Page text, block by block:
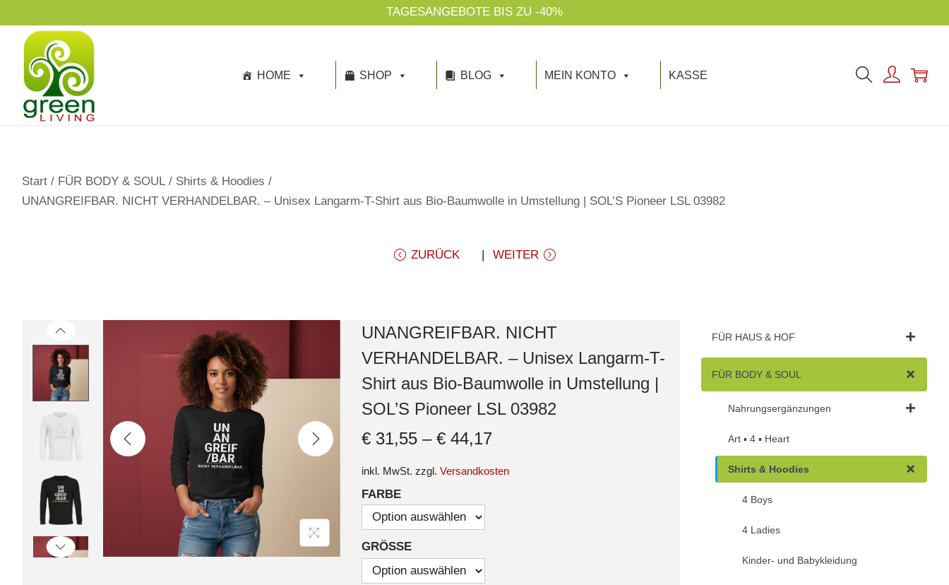
p
TAGESANGEBOTE BIS ZU -40%
HOME SHOP BLOG MEIN KONTO KASSE
Start / FÜR BODY & SOUL / Shirts & Hoodies /
UNANGREIFBAR. NICHT VERHANDELBAR. – Unisex Langarm-T-Shirt aus Bio-Baumwolle in Umstellung | SOL’S Pioneer LSL 03982
ZURÜCK WEITER
UNANGREIFBAR. NICHT
VERHANDELBAR. – Unisex Langarm-T-
Shirt aus Bio-Baumwolle in Umstellung |
SOL’S Pioneer LSL 03982
€31,55– €44,17
inkl. MwSt. zzgl. Versandkosten
FARBE
GRÖSSE
FÜR HAUS & HOF
FÜR BODY & SOUL
Nahrungsergänzungen
Art ▪︎ 4 ▪︎ Heart
Shirts & Hoodies
4 Boys
4 Ladies
Kinder- und Babykleidung